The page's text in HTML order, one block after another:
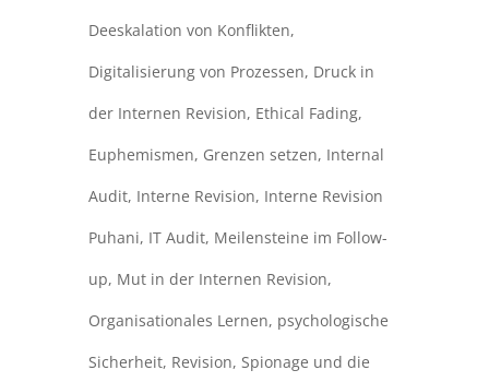
Deeskalation von Konflikten,
Digitalisierung von Prozessen, Druck in
der Internen Revision, Ethical Fading,
Euphemismen, Grenzen setzen, Internal
Audit, Interne Revision, Interne Revision
Puhani, IT Audit, Meilensteine im Follow-
up, Mut in der Internen Revision,
Organisationales Lernen, psychologische
Sicherheit, Revision, Spionage und die